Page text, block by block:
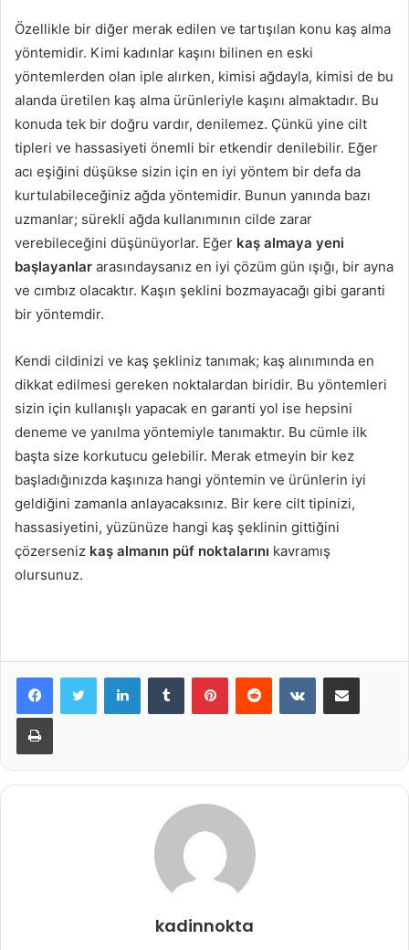
Özellikle bir diğer merak edilen ve tartışılan konu kaş alma
yöntemidir. Kimi kadınlar kaşını bilinen en eski
yöntemlerden olan iple alırken, kimisi ağdayla, kimisi de bu
alanda üretilen kaş alma ürünleriyle kaşını almaktadır. Bu
konuda tek bir doğru vardır, denilemez. Çünkü yine cilt
tipleri ve hassasiyeti önemli bir etkendir denilebilir. Eğer
acı eşiğini düşükse sizin için en iyi yöntem bir defa da
kurtulabileceğiniz ağda yöntemidir. Bunun yanında bazı
uzmanlar; sürekli ağda kullanımının cilde zarar
verebileceğini düşünüyorlar. Eğer kaş almaya yeni
başlayanlar arasındaysanız en iyi çözüm gün ışığı, bir ayna
ve cımbız olacaktır. Kaşın şeklini bozmayacağı gibi garanti
bir yöntemdir.
Kendi cildinizi ve kaş şekliniz tanımak; kaş alınımında en
dikkat edilmesi gereken noktalardan biridir. Bu yöntemleri
sizin için kullanışlı yapacak en garanti yol ise hepsini
deneme ve yanılma yöntemiyle tanımaktır. Bu cümle ilk
başta size korkutucu gelebilir. Merak etmeyin bir kez
başladığınızda kaşınıza hangi yöntemin ve ürünlerin iyi
geldiğini zamanla anlayacaksınız. Bir kere cilt tipinizi,
hassasiyetini, yüzünüze hangi kaş şeklinin gittiğini
çözerseniz kaş almanın püf noktalarını kavramış
olursunuz.
LinkedInTumblr PinterestReddit VKontakteE-Posta ile paylaş
Yazdır
kadinnokta